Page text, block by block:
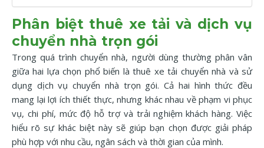
Phân biệt thuê xe tải và dịch vụ
chuyển nhà trọn gói
Trong quá trình chuyển nhà, người dùng thường phân vân
giữa hai lựa chọn phổ biến là thuê xe tải chuyển nhà và sử
dụng dịch vụ chuyển nhà trọn gói. Cả hai hình thức đều
mang lại lợi ích thiết thực, nhưng khác nhau về phạm vi phục
vụ, chi phí, mức độ hỗ trợ và trải nghiệm khách hàng. Việc
hiểu rõ sự khác biệt này sẽ giúp bạn chọn được giải pháp
phù hợp với nhu cầu, ngân sách và thời gian của mình.